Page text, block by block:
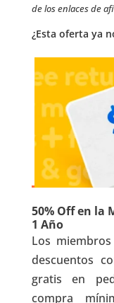
de los enlaces de
¿Esta oferta ya
50% Off en la
1 Año
Los
descuentos
gratis en
compra